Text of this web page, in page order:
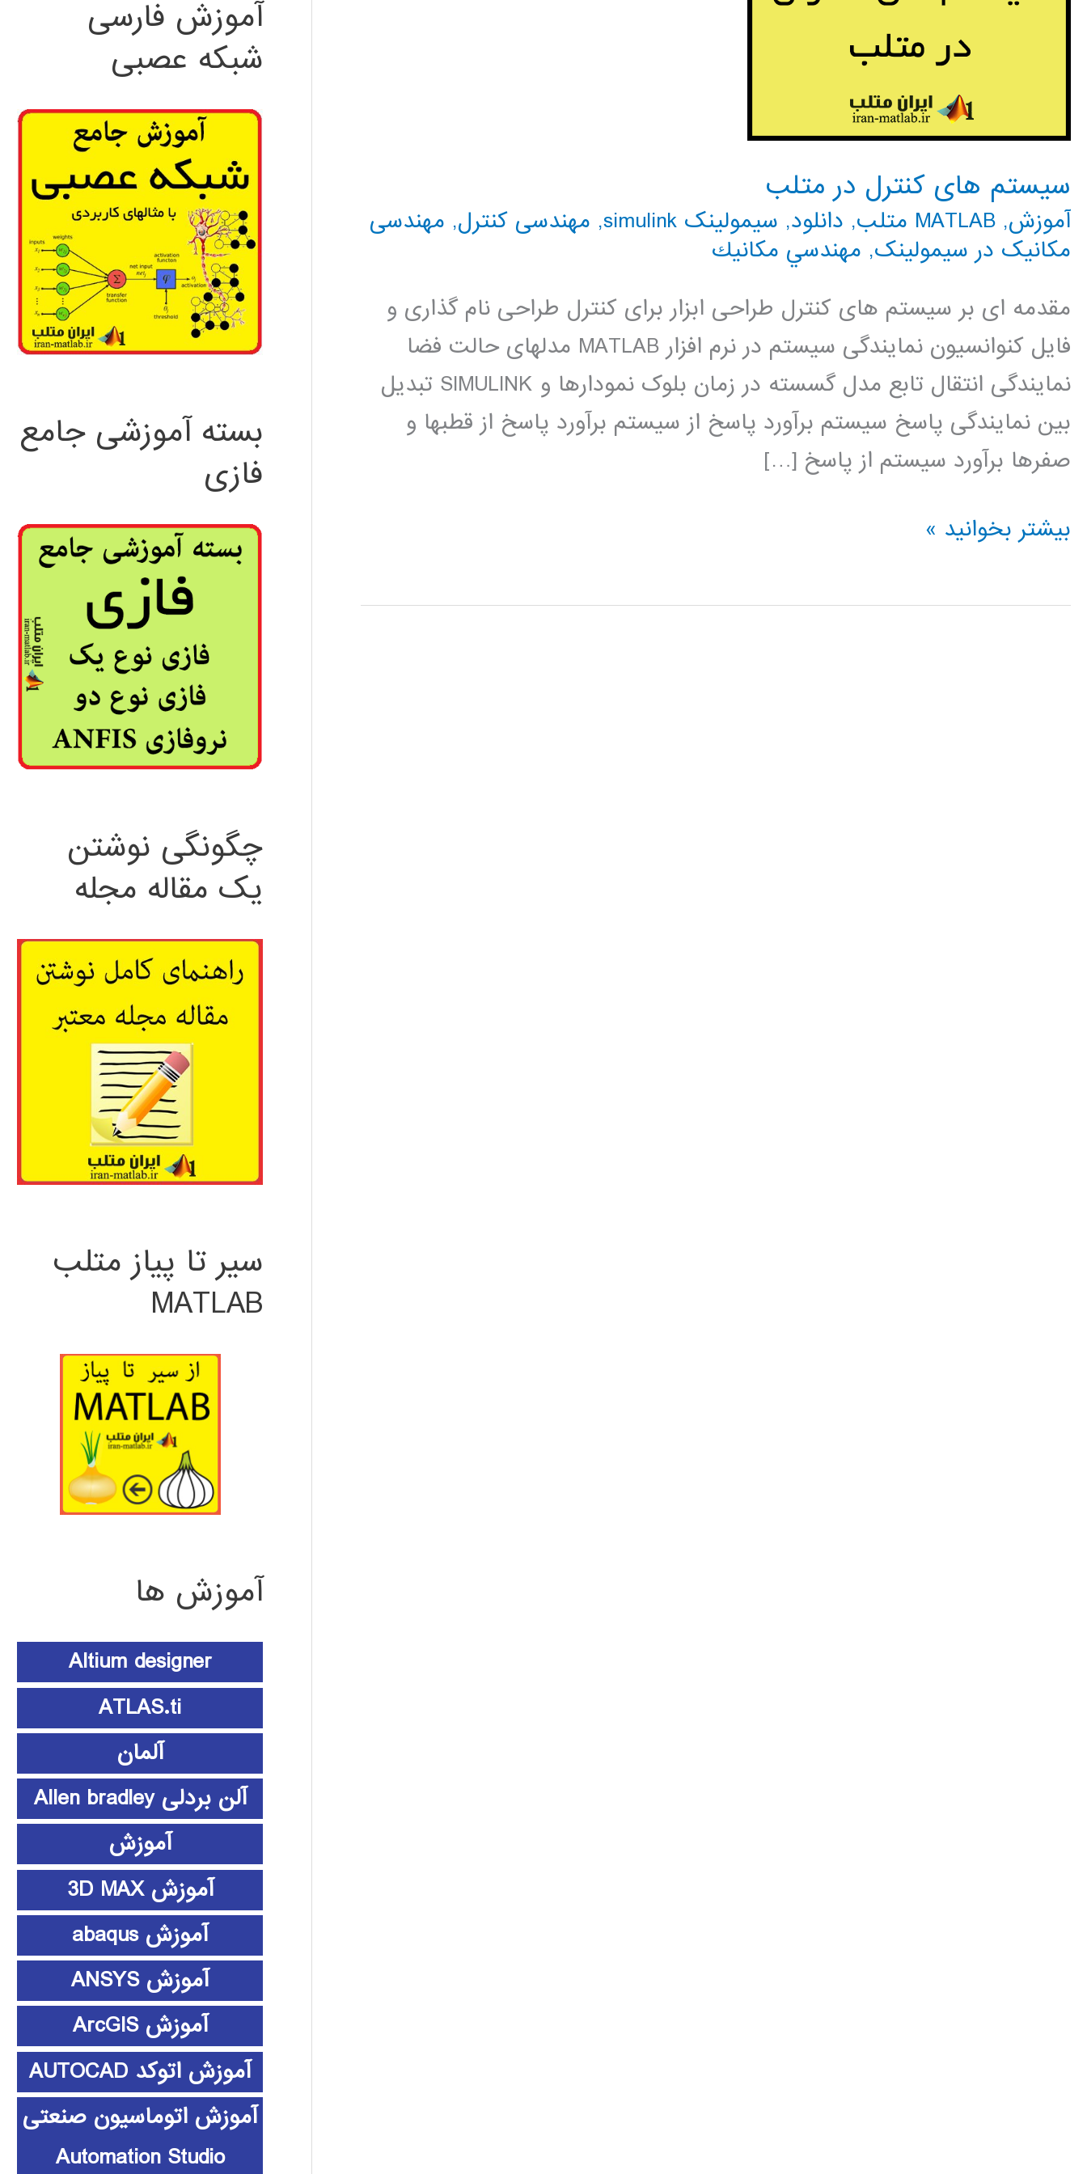
سیستم های کنترل در متلب
آموزش, MATLAB متلب , دانلود, سیمولینک simulink , مهندسی کنترل, مهندسی
مکانیک در سیمولینک, مهندسي مكانيك
مقدمه ای بر سیستم های کنترل طراحی ابزار برای کنترل طراحی نام گذاری و
فایل کنوانسیون نمایندگی سیستم در نرم افزار MATLAB مدلهای حالت فضا
نمایندگی انتقال تابع مدل گسسته در زمان بلوک نمودارها و SIMULINK تبدیل
بین نمایندگی پاسخ سیستم برآورد پاسخ از سیستم برآورد پاسخ از قطبها و
صفرها برآورد سیستم از پاسخ […]
سیستم
کنترل
بیشتر بخوانید »
آموزش فارسی
شبکه عصبی
بسته آموزشی جامع
فازی
چگونگی نوشتن
یک مقاله مجله
سیر تا پیاز متلب
MATLAB
آموزش ها
Altium designer
ATLAS.ti
آلمان
آلن بردلی Allen bradley
آموزش
آموزش 3D MAX
آموزش abaqus
آموزش ANSYS
آموزش ArcGIS
آموزش اتوکد AUTOCAD
آموزش اتوماسیون صنعتی
Automation Studio